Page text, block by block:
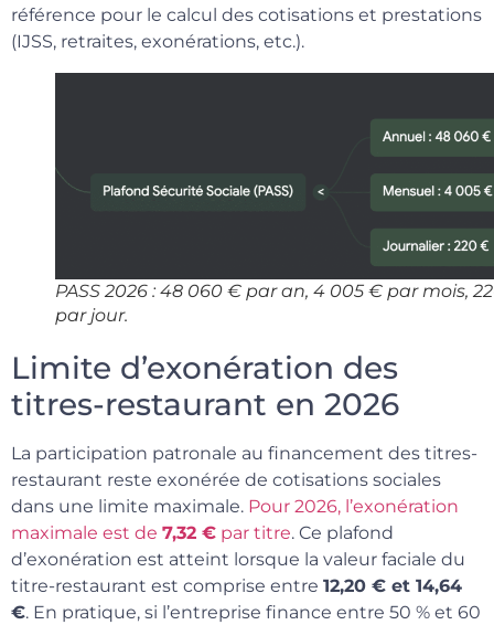
référence pour le calcul des cotisations et prestations
(IJSS, retraites, exonérations, etc.).
PASS 2026 : 48 060 € par an, 4 005 € par mois,
par jour.
Limite d’exonération des
titres-restaurant en 2026
La participation patronale au financement des titres-
restaurant reste exonérée de cotisations sociales
dans une limite maximale. Pour 2026, l’exonération
maximale est de 7,32 € par titre. Ce plafond
d’exonération est atteint lorsque la valeur faciale du
titre-restaurant est comprise entre 12,20 € et 14,64
€. En pratique, si l’entreprise finance entre 50 % et 60